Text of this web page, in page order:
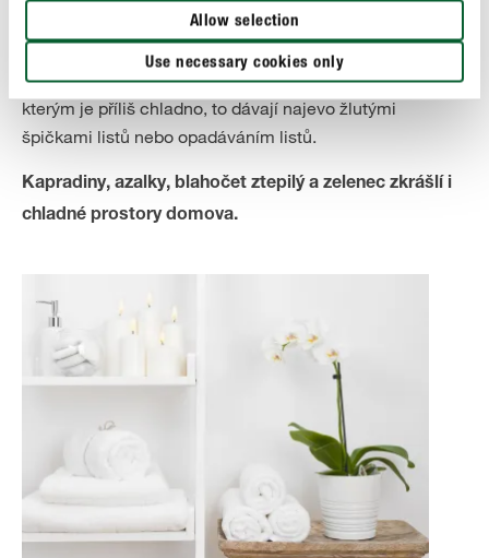
Allow selection
Use necessary cookies only
na něj reaguje například opadáváním listů. Jednoduše
vyzkoušejte, zda je v místě průvan, a to tak, že v jeho
blízkosti zapálíte sirku. Zkušenosti ukazují, že rostliny,
kterým je příliš chladno, to dávají najevo žlutými
špičkami listů nebo opadáváním listů.
Kapradiny, azalky, blahočet ztepilý a zelenec zkrášlí i
chladné prostory domova.